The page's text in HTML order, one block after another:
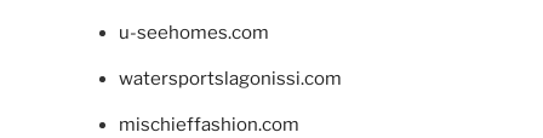
u-seehomes.com
watersportslagonissi.com
mischieffashion.com